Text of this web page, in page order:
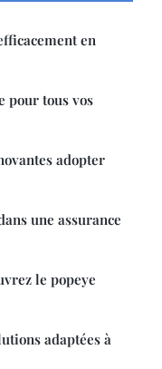
en
pour tous vos
adopter
une assurance
le popeye
adaptées à